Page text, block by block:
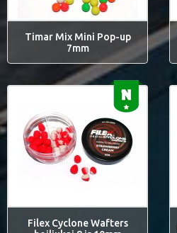
Timar Mix Mini Pop-up
7mm
Filex Cyclone Wafters